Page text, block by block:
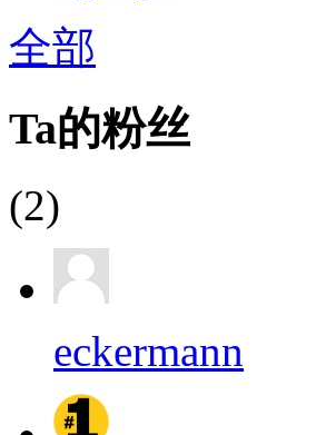
全部
Ta的粉丝
(2)
eckermann